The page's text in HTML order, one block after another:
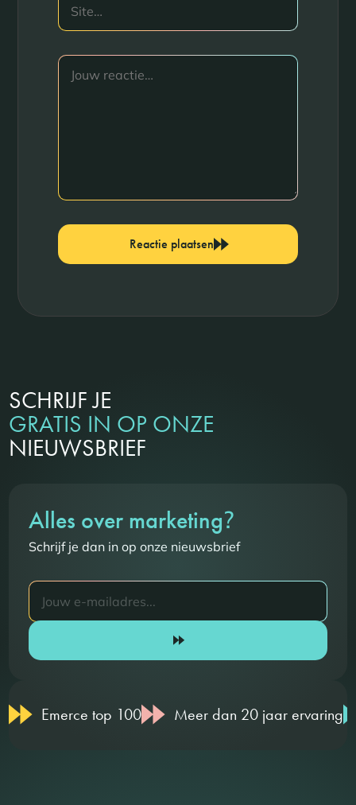
Reactie plaatsen
SCHRIJF JE
GRATIS IN OP ONZE
NIEUWSBRIEF
Alles over marketing?
Schrijf je dan in op onze nieuwsbrief
Emerce top 100 Meer dan 20 jaar ervaring